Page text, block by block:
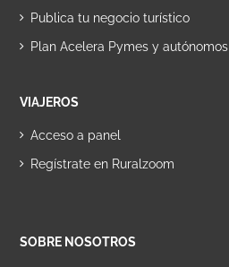
Publica tu negocio turístico
Plan Acelera Pymes y autónomos
VIAJEROS
Acceso a panel
Regístrate en Ruralzoom
SOBRE NOSOTROS